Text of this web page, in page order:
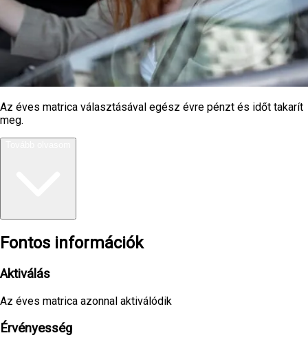
Az éves matrica választásával egész évre pénzt és időt takarít
meg.
Fontos információk
Aktiválás
Az éves matrica azonnal aktiválódik
Érvényesség